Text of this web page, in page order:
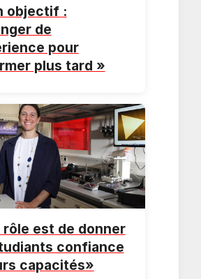
objectif :
de
pour
plus tard »
rôle est de donner
confiance
capacités»